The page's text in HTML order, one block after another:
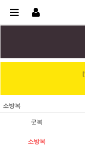
소방복
군복
소방복